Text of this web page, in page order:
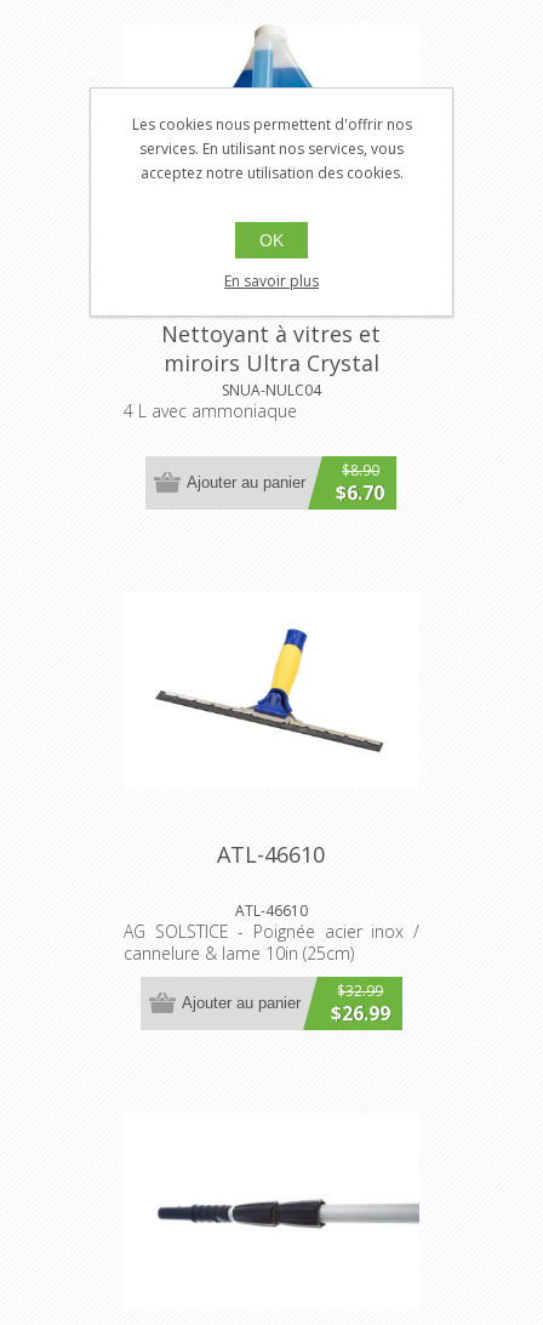
Nettoyant à vitres et
miroirs Ultra Crystal
SNUA-NULC04
4 L avec ammoniaque
$8.90
$6.70
Ajouter au panier
ATL-46610
ATL-46610
AG SOLSTICE - Poignée acier inox /
cannelure & lame 10in (25cm)
$32.99
$26.99
Ajouter au panier
Les cookies nous permettent d'offrir nos
services. En utilisant nos services, vous
acceptez notre utilisation des cookies.
OK
En savoir plus